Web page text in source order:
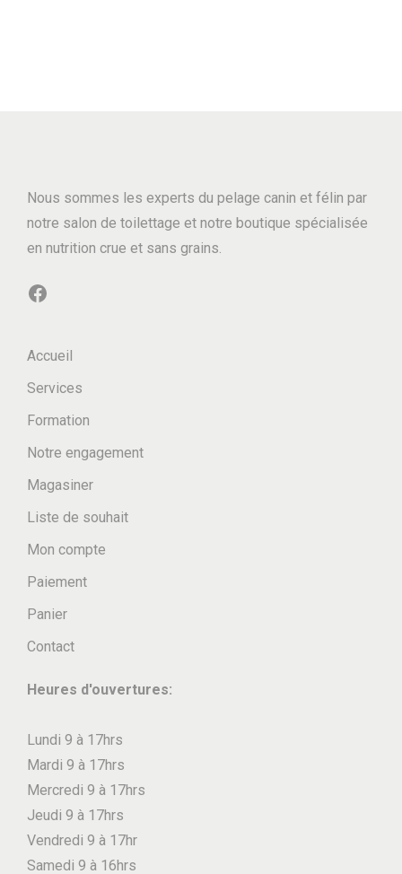
Nous sommes les experts du pelage canin et félin par
notre salon de toilettage et notre boutique spécialisée
en nutrition crue et sans grains.
Facebook
Accueil
Services
Formation
Notre engagement
Magasiner
Liste de souhait
Mon compte
Paiement
Panier
Contact
Heures d'ouvertures:
Lundi 9 à 17hrs
Mardi 9 à 17hrs
Mercredi 9 à 17hrs
Jeudi 9 à 17hrs
Vendredi 9 à 17hr
Samedi 9 à 16hrs